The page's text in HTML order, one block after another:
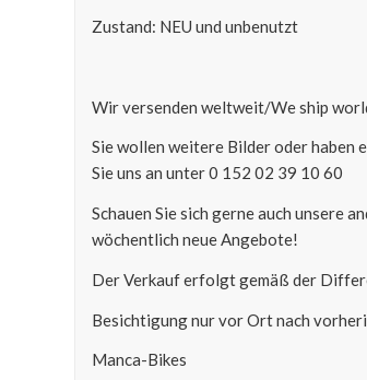
Zustand: NEU und unbenutzt
Wir versenden weltweit/We ship
Sie wollen weitere Bilder oder haben
Sie uns an unter 0 152 02 39 10 60
Schauen Sie sich gerne auch unsere
wöchentlich neue Angebote!
Der Verkauf erfolgt gemäß der
Besichtigung nur vor Ort nach
Manca-Bikes